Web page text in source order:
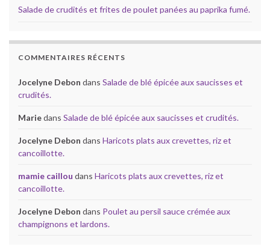
Salade de crudités et frites de poulet panées au paprika fumé.
COMMENTAIRES RÉCENTS
Jocelyne Debon dans Salade de blé épicée aux saucisses et
crudités.
Mariedans Salade de blé épicée aux saucisses et crudités.
Jocelyne Debon dans Haricots plats aux crevettes, riz et
cancoillotte.
mamie caillou dans Haricots plats aux crevettes, riz et
cancoillotte.
Jocelyne Debon dans Poulet au persil sauce crémée aux
champignons et lardons.